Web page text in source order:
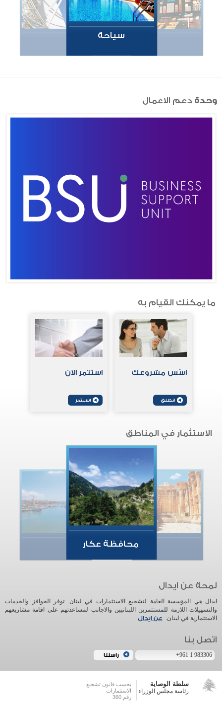
سياحة
أسّس مشروعك استثمر الان
محافظة عكار
ايدال هي المؤسسة العامة لتشجيع الاستثمارات في لبنان. توفر الحوافز والخدمات
والتسهيلات اللازمة للمستثمرين اللبنانيين والاجانب لمساعدتهم على اقامة مشاريعهم
الاستثمارية في لبنان.
عن ايدال
+961 1 983306
سلطة الوصاية
رئاسة مجلس الوزراء
بحسب قانون تشجيع
الاستثمارات
رقم 360